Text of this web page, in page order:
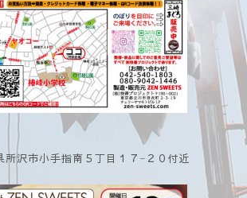
沢市小手指南５丁目１７−２０付近